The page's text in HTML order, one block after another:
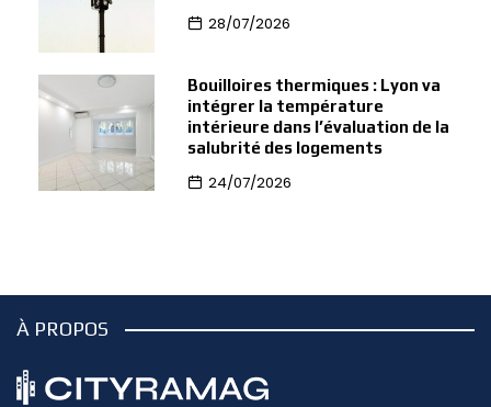
28/07/2026
Bouilloires thermiques : Lyon va
intégrer la température
intérieure dans l’évaluation de la
salubrité des logements
24/07/2026
À PROPOS